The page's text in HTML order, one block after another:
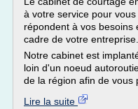
à votre service pour
répondent à vos besoins
cadre de votre entreprise.
Notre cabinet est
loin d'un noeud
de la région afin de vous
Lire la suite